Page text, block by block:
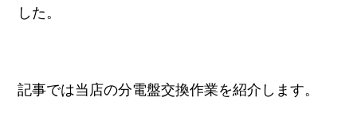
した。
記事では当店の分電盤交換作業を紹介します。